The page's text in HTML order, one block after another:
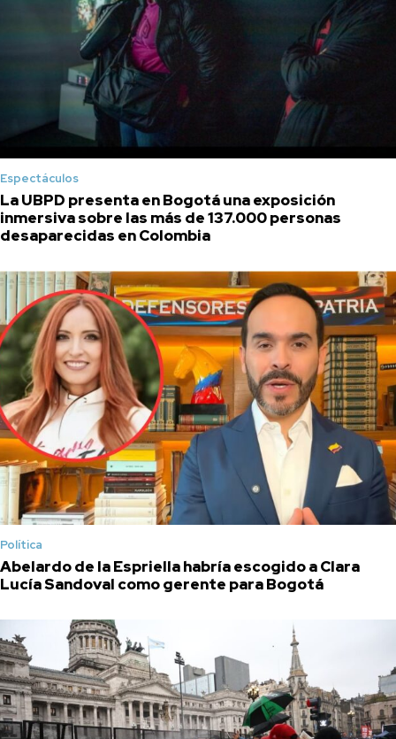
Espectáculos
La UBPD presenta en Bogotá una exposición
inmersiva sobre las más de 137.000 personas
desaparecidas en Colombia
Política
Abelardo de la Espriella habría escogido a Clara
Lucía Sandoval como gerente para Bogotá